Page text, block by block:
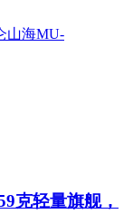
克轻量旗舰，